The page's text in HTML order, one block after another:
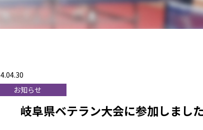
お知らせ
岐阜県ベテラン大会に参加しました